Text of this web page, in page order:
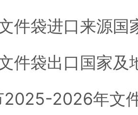
件袋进口来源国
件袋出口国家及
2025-2026年文